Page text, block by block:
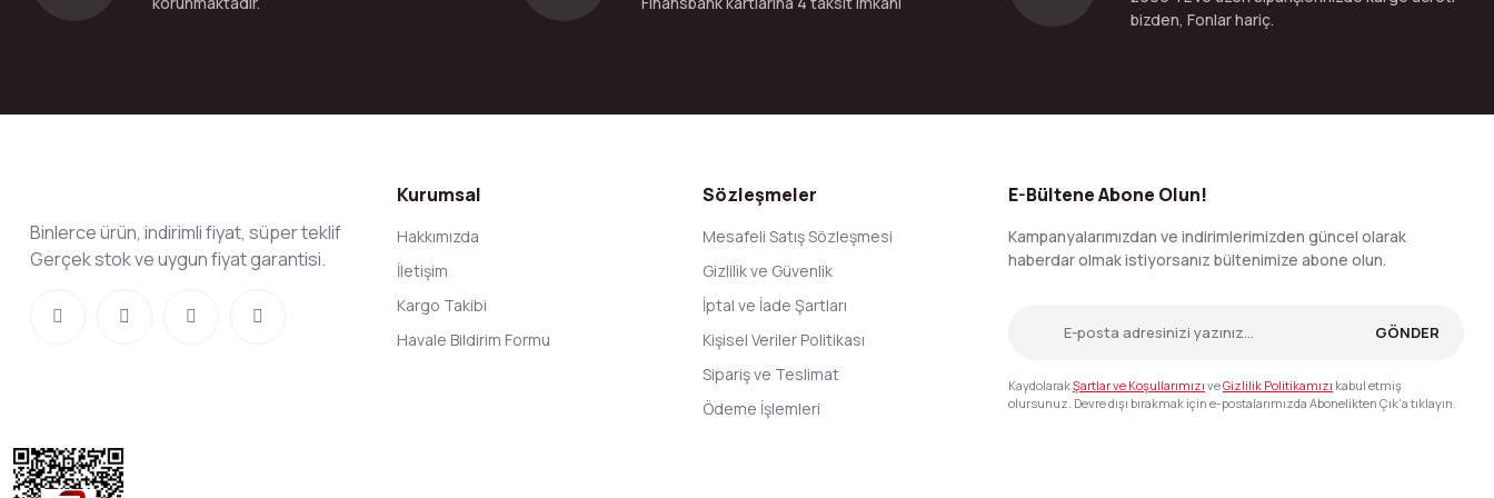
bizden, Fonlar hariç.
Binlerce ürün, indirimli fiyat, süper teklif
Gerçek stok ve uygun fiyat garantisi.
Kurumsal
Hakkımızda
İletişim
Kargo Takibi
Havale Bildirim Formu
Sözleşmeler
Mesafeli Satış Sözleşmesi
Gizlilik ve Güvenlik
İptal ve İade Şartları
Kişisel Veriler Politikası
Sipariş ve Teslimat
Ödeme İşlemleri
E-Bültene Abone Olun!
Kampanyalarımızdan ve indirimlerimizden güncel olarak
haberdar olmak istiyorsanız bültenimize abone olun.
GÖNDER
KaydolarakŞartlar ve Koşullarımızı veGizlilik Politikamızı kabul etmiş
olursunuz. Devre dışı bırakmak için e-postalarımızda Abonelikten Çık'a tıklayın.